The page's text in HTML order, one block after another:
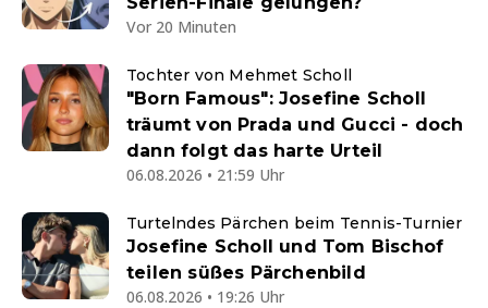
Vor 20 Minuten
Tochter von Mehmet Scholl
"Born Famous": Josefine Scholl
träumt von Prada und Gucci - doch
dann folgt das harte Urteil
06.08.2026 • 21:59 Uhr
Turtelndes Pärchen beim Tennis-Turnier
Josefine Scholl und Tom Bischof
teilen süßes Pärchenbild
06.08.2026 • 19:26 Uhr